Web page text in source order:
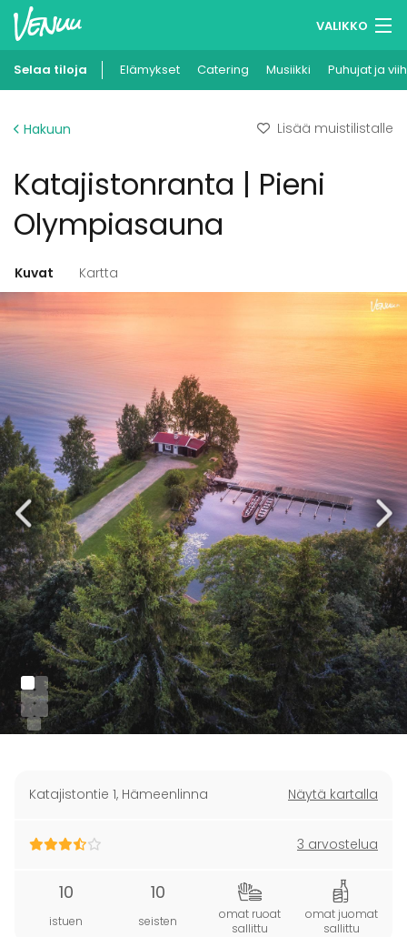
VALIKKO
Muistilistasi
Ilmoita kohteesi
Selaa tiloja Elämykset Catering Musiikki Puhujat ja
Hakuun Lisää muistilistalle
Katajistonranta | Pieni
Olympiasauna
Kuvat Kartta
Katajistontie 1, Hämeenlinna Näytä kartalla
3 arvostelua
10
istuen
10
seisten
omat ruoat
sallittu
omat juomat
sallittu